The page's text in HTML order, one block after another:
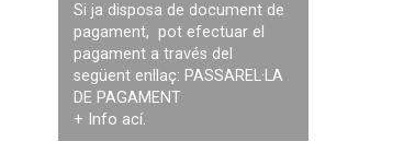
Si ja disposa de document de
pagament, pot efectuar el
pagament a través del
següent enllaç: PASSAREL·LA
DE PAGAMENT
+ Info ací.